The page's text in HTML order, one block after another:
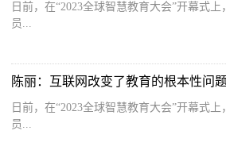
日前，在“2023全球智慧教育大会”开幕式
员...
陈丽：互联网改变了教育的根本性问题
日前，在“2023全球智慧教育大会”开幕式
员...